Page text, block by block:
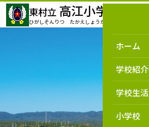
東村立 高江小学校
ひがしそんりつ たかえしょうがっこう
ホーム
学校紹介
学校生活
小学校